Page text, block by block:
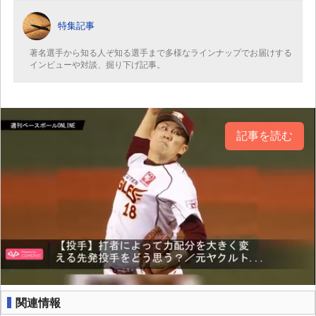
特集記事
著名選手から知る人ぞ知る選手まで多様なラインナップでお届けする
インビューや対談、掘り下げ記事。
記事を読む
関連情報